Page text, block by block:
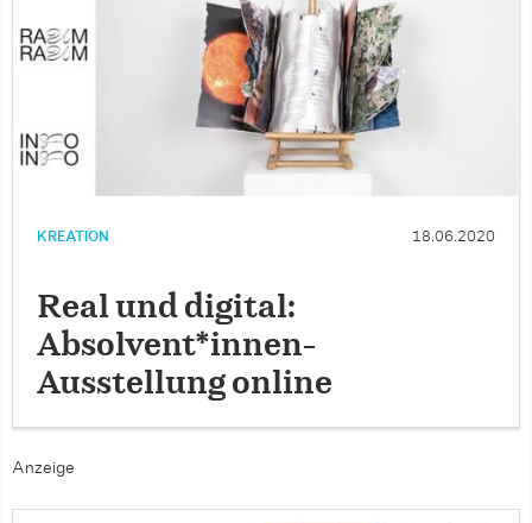
KREATION 18.06.2020
Real und digital:
Absolvent*innen-
Ausstellung online
Anzeige